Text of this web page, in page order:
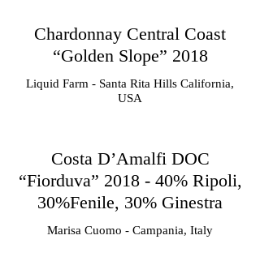
Chardonnay Central Coast
“Golden Slope” 2018
Liquid Farm - Santa Rita Hills California,
USA
Costa D’Amalfi DOC
“Fiorduva” 2018 - 40% Ripoli,
30%Fenile, 30% Ginestra
Marisa Cuomo - Campania, Italy